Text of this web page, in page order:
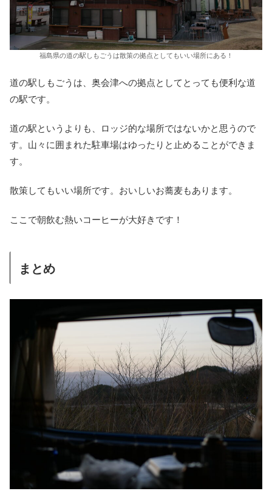
福島県の道の駅しもごうは散策の拠点としてもいい場所にある！
道の駅しもごうは、奥会津への拠点としてとっても便利な道
の駅です。
道の駅というよりも、ロッジ的な場所ではないかと思うので
す。山々に囲まれた駐車場はゆったりと止めることができま
す。
散策してもいい場所です。おいしいお蕎麦もあります。
ここで朝飲む熱いコーヒーが大好きです！
まとめ